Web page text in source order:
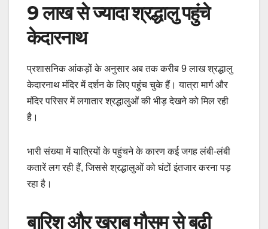
9 लाख से ज्यादा श्रद्धालु पहुंचे
केदारनाथ
प्रशासनिक आंकड़ों के अनुसार अब तक करीब 9 लाख श्रद्धालु
केदारनाथ मंदिर में दर्शन के लिए पहुंच चुके हैं। यात्रा मार्ग और
मंदिर परिसर में लगातार श्रद्धालुओं की भीड़ देखने को मिल रही
है।
भारी संख्या में यात्रियों के पहुंचने के कारण कई जगह लंबी-लंबी
कतारें लग रही हैं, जिससे श्रद्धालुओं को घंटों इंतजार करना पड़
रहा है।
बारिश और खराब मौसम से बढ़ी